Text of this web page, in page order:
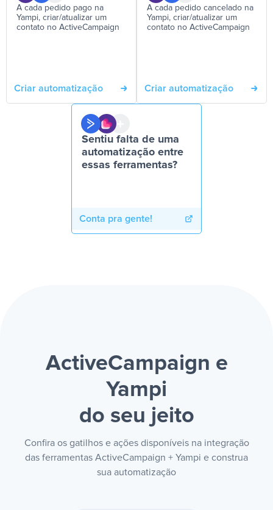
A cada pedido pago na
Yampi, criar/atualizar um
contato no ActiveCampaign
Criar automatização
A cada pedido cancelado na
Yampi, criar/atualizar um
contato no ActiveCampaign
Criar automatização
Sentiu falta de uma
automatização entre
essas ferramentas?
Conta pra gente!
ActiveCampaign e
Yampi
do seu jeito
Confira os gatilhos e ações disponíveis na integração
das ferramentas ActiveCampaign + Yampi e construa
sua automatização